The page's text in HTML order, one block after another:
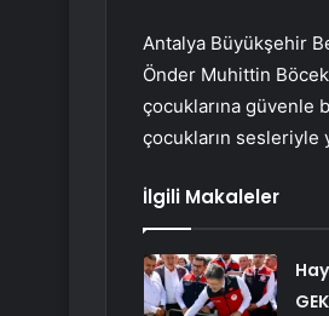
Antalya Büyükşehir
Önder Muhittin
çocuklarına güvenle
çocukların sesleriyle
İlgili Makaleler